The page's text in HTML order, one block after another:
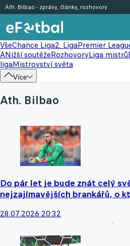
VšeChance Liga2. LigaPremier
ANižší soutěžeRozhovoryLiga mistrů
ligaMistrovství světa
Více
Ath. Bilbao - zprávy, články, rozhovory
Ath. Bilbao
Do pár let je bude znát celý
nejzajímavějších brankářů, o
28.07.2026 20:32